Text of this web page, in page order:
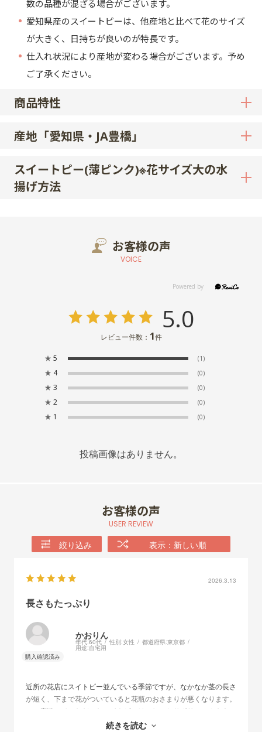
商品特性
産地「愛知県・JA豊橋」
スイートピー(薄ピンク)※花サイズ大の水
揚げ方法
数の品種が混ざる場合がございます。
愛知県産のスイートピーは、他産地と比べて花のサイズ
が大きく、日持ちが良いのが特長です。
仕入れ状況により産地が変わる場合がございます。予め
ご了承ください。
お客様の声
VOICE
5.0
レビュー件数： 1件
★ 5 (1)
★ 4 (0)
★ 3 (0)
★ 2 (0)
★ 1 (0)
投稿画像はありません。
お客様の声
USER REVIEW
絞り込み 表示：新しい順
2026.3.13
長さもたっぷり
かおりん
年代:60代 性別:女性 都道府県:東京都
用途:自宅用
近所の花店にスイトピー並んでいる季節ですが、なかなか茎の長さ
が短く、下まで花がついていると花瓶のおさまりが悪くなります。
この度送っていただいたスイトピーは、しっかりボリュームもあ
り、茎も長めなので、飾るとしっかりした存在感があり、良かった
続きを読む